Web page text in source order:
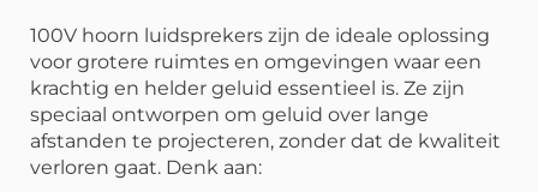
100V hoorn luidsprekers zijn de ideale oplossing
voor grotere ruimtes en omgevingen waar een
krachtig en helder geluid essentieel is. Ze zijn
speciaal ontworpen om geluid over lange
afstanden te projecteren, zonder dat de kwaliteit
verloren gaat. Denk aan: